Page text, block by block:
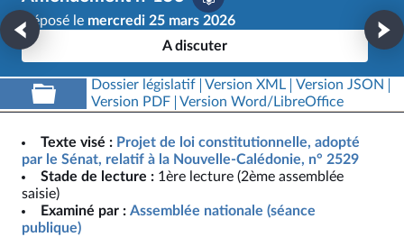
Déposé le mercredi 25 mars 2026
A discuter
Dossier législatif Version XML
Version JSON
Version PDF
Version Word/LibreOffice
Texte visé : Projet de loi constitutionnelle, adopté
par le Sénat, relatif à la Nouvelle-Calédonie, n° 2529
Stade de lecture : 1ère lecture (2ème assemblée
saisie)
Examiné par : Assemblée nationale (séance
publique)